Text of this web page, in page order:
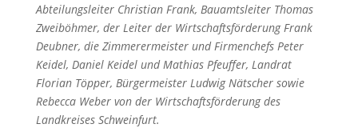
Abteilungsleiter Christian Frank, Bauamtsleiter Thomas
Zweiböhmer, der Leiter der Wirtschaftsförderung Frank
Deubner, die Zimmerermeister und Firmenchefs Peter
Keidel, Daniel Keidel und Mathias Pfeuffer, Landrat
Florian Töpper, Bürgermeister Ludwig Nätscher sowie
Rebecca Weber von der Wirtschaftsförderung des
Landkreises Schweinfurt.